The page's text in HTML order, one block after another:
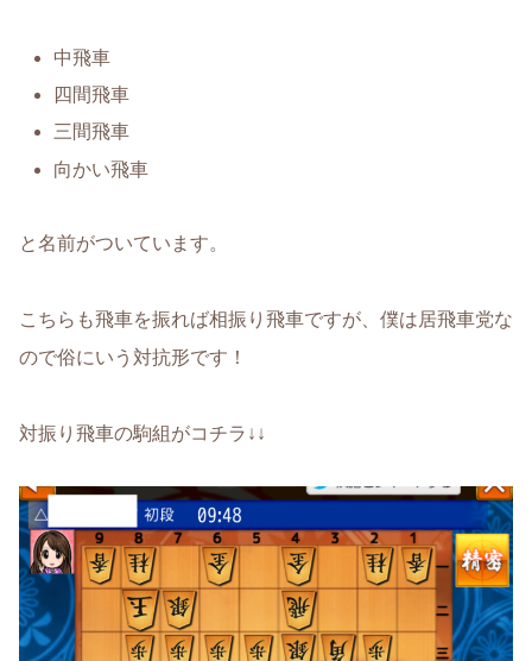
中飛車
四間飛車
三間飛車
向かい飛車
と名前がついています。
こちらも飛車を振れば相振り飛車ですが、僕は居飛車党な
ので俗にいう対抗形です！
対振り飛車の駒組がコチラ↓↓